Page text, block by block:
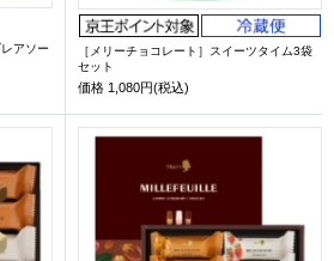
アソー
［メリーチョコレート］スイーツタイム3袋
セット
価格 1,080円(税込)